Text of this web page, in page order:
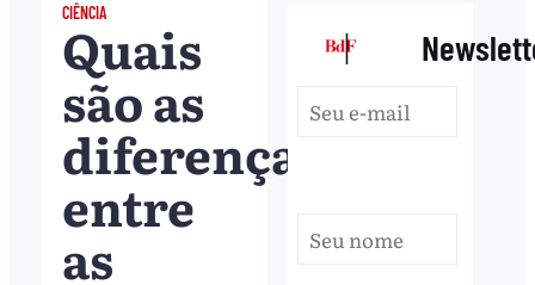
CIÊNCIA
Quais
são as
diferenças
entre
as
|